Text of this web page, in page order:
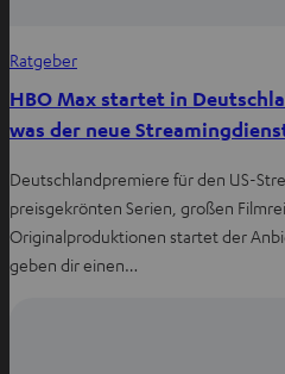
Ratgeber
HBO Max startet in
was der neue
Deutschlandpremiere für den US-
preisgekrönten Serien, großen
Originalproduktionen startet der
geben dir einen…